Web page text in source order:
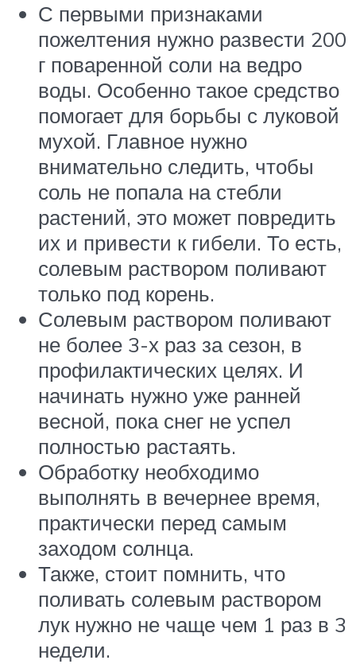
С первыми признаками
пожелтения нужно развести 200
г поваренной соли на ведро
воды. Особенно такое средство
помогает для борьбы с луковой
мухой. Главное нужно
внимательно следить, чтобы
соль не попала на стебли
растений, это может повредить
их и привести к гибели. То есть,
солевым раствором поливают
только под корень.
Солевым раствором поливают
не более 3-х раз за сезон, в
профилактических целях. И
начинать нужно уже ранней
весной, пока снег не успел
полностью растаять.
Обработку необходимо
выполнять в вечернее время,
практически перед самым
заходом солнца.
Также, стоит помнить, что
поливать солевым раствором
лук нужно не чаще чем 1 раз в 3
недели.